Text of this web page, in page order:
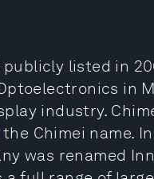
listed in
in
industry.
Chimei name.
was renamed